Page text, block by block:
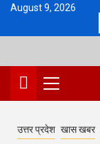
Skip
content
August 9, 2026
Primary
Menu
उत्तर प्रदेश खास खबर